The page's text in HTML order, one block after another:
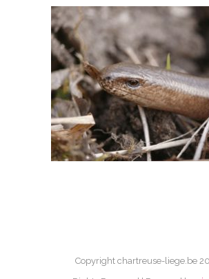
Copyright chartreuse-liege.be